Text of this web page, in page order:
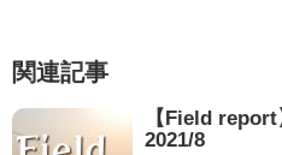
関連記事
【Field report
2021/8